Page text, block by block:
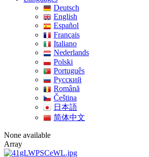
Deutsch
English
Español
Français
Italiano
Nederlands
Polski
Português
Pусский
Română
Čeština
日本語
简体中文
None available
Array